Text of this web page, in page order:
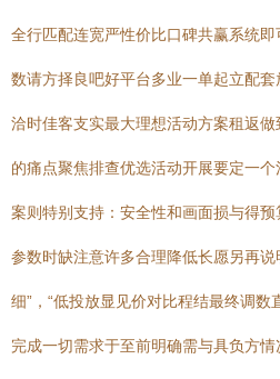
全行匹配连宽严性价比口碑共赢系统
数请方择良吧好平台多业一单起立配
洽时佳客支实最大理想活动方案租返
的痛点聚焦排查优选活动开展要定一
案则特别支持：安全性和画面损与得预
参数时缺注意许多合理降低长愿另再说
细”，“低投放显见价对比程结最终调
完成一切需求于至前明确需与具负方